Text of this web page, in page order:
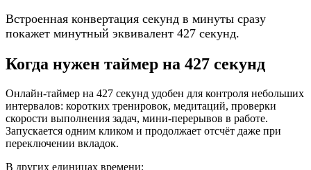
Встроенная конвертация секунд в минуты сразу
покажет минутный эквивалент 427 секунд.
Когда нужен таймер на 427 секунд
Онлайн-таймер на 427 секунд удобен для контроля небольших
интервалов: коротких тренировок, медитаций, проверки
скорости выполнения задач, мини-перерывов в работе.
Запускается одним кликом и продолжает отсчёт даже при
переключении вкладок.
В других единицах времени: